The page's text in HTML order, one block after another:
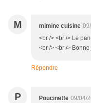
M mimine cuisine
<br /> <br /> Le
<br /> <br />
Répondre
P Poucinette 09/04/